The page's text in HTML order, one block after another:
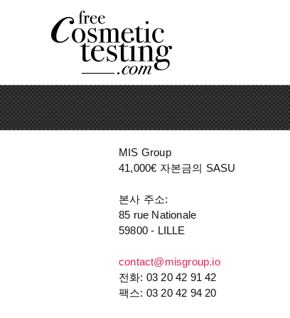
MIS Group
41,000€ 자본금의 SASU
본사 주소:
85 rue Nationale
59800 - LILLE
contact@misgroup.io
전화: 03 20 42 91 42
팩스: 03 20 42 94 20